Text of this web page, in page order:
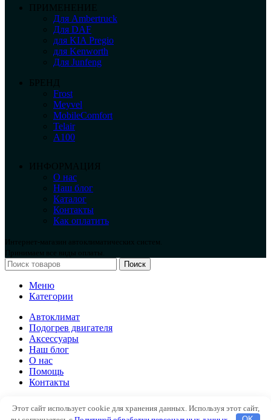
ПРИМЕНЕНИЕ
Для Ambertruck
Для DAF
для KIA Pregio
для Kenworth
Для Junfeng
БРЕНД
Frost
Meyvel
MobileComfort
Telair
А100
ИНФОРМАЦИЯ
О нас
Наш блог
Каталог
Контакты
Как оплатить
Интернет-магазин автоклиматических систем.
Принимаем все виды оплаты.
Поиск
Меню
Категории
Автоклимат
Подогрев двигателя
Аксессуары
Наш блог
О нас
Помощь
Контакты
Подогрев двигателя
Этот сайт использует cookie для хранения данных. Используя этот сайт,